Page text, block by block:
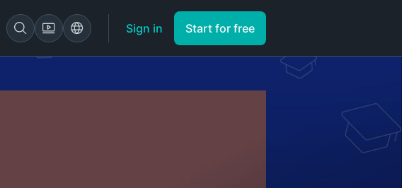
Sign in Start for free